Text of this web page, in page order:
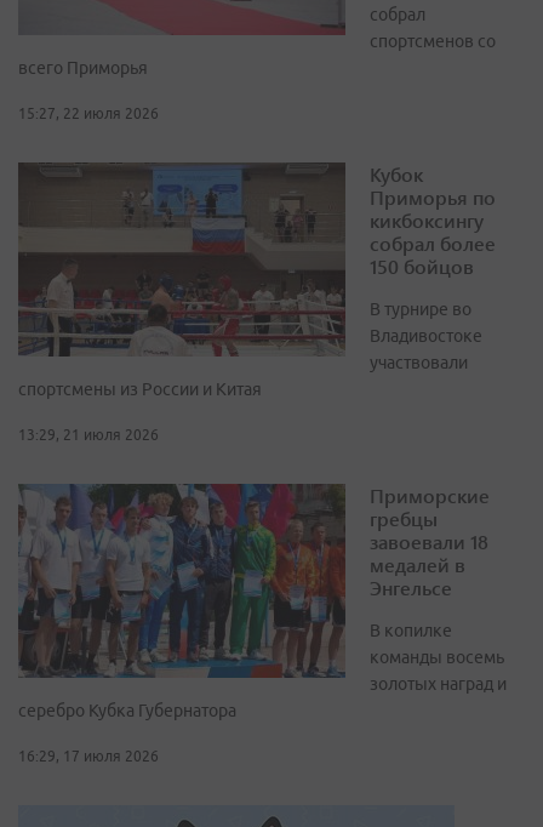
собрал
спортсменов со
всего Приморья
15:27, 22 июля 2026
Кубок
Приморья по
кикбоксингу
собрал более
150 бойцов
В турнире во
Владивостоке
участвовали
спортсмены из России и Китая
13:29, 21 июля 2026
Приморские
гребцы
завоевали 18
медалей в
Энгельсе
В копилке
команды восемь
золотых наград и
серебро Кубка Губернатора
16:29, 17 июля 2026